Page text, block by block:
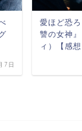
7日
愛ほど恐
讐の女神
ィ）【感